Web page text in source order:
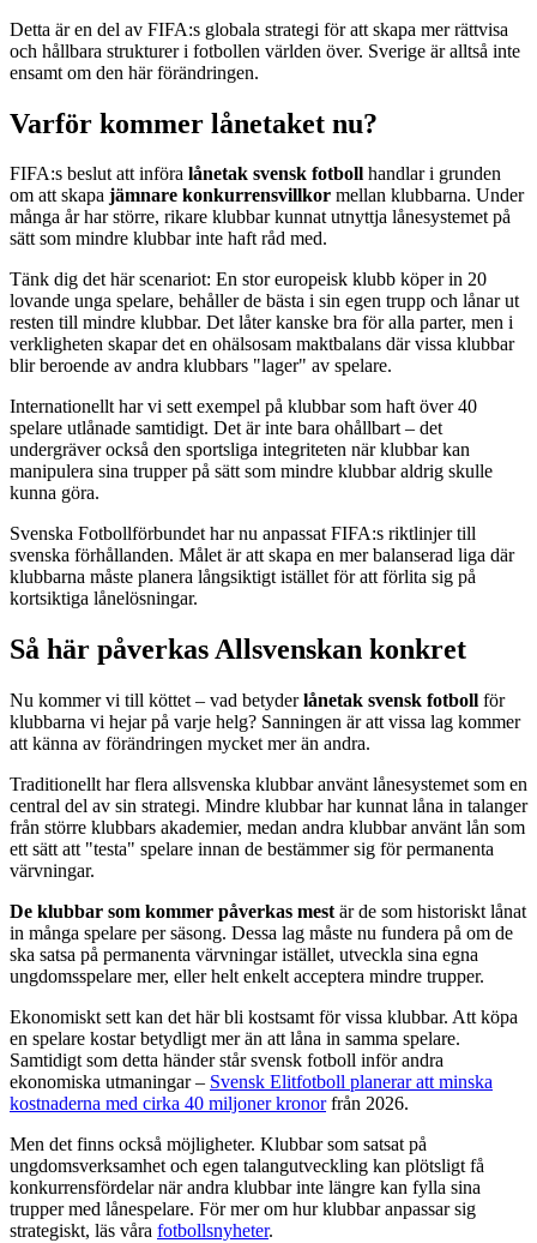
Detta är en del av FIFA:s globala strategi för att skapa mer rättvisa
och hållbara strukturer i fotbollen världen över. Sverige är alltså inte
ensamt om den här förändringen.
Varför kommer lånetaket nu?
FIFA:s beslut att införa lånetak svensk fotboll handlar i grunden
om att skapa jämnare konkurrensvillkor mellan klubbarna. Under
många år har större, rikare klubbar kunnat utnyttja lånesystemet på
sätt som mindre klubbar inte haft råd med.
Tänk dig det här scenariot: En stor europeisk klubb köper in 20
lovande unga spelare, behåller de bästa i sin egen trupp och lånar ut
resten till mindre klubbar. Det låter kanske bra för alla parter, men i
verkligheten skapar det en ohälsosam maktbalans där vissa klubbar
blir beroende av andra klubbars "lager" av spelare.
Internationellt har vi sett exempel på klubbar som haft över 40
spelare utlånade samtidigt. Det är inte bara ohållbart – det
undergräver också den sportsliga integriteten när klubbar kan
manipulera sina trupper på sätt som mindre klubbar aldrig skulle
kunna göra.
Svenska Fotbollförbundet har nu anpassat FIFA:s riktlinjer till
svenska förhållanden. Målet är att skapa en mer balanserad liga där
klubbarna måste planera långsiktigt istället för att förlita sig på
kortsiktiga lånelösningar.
Så här påverkas Allsvenskan konkret
Nu kommer vi till köttet – vad betyderlånetak svensk fotboll för
klubbarna vi hejar på varje helg? Sanningen är att vissa lag kommer
att känna av förändringen mycket mer än andra.
Traditionellt har flera allsvenska klubbar använt lånesystemet som en
central del av sin strategi. Mindre klubbar har kunnat låna in talanger
från större klubbars akademier, medan andra klubbar använt lån som
ett sätt att "testa" spelare innan de bestämmer sig för permanenta
värvningar.
De klubbar som kommer påverkas mest är de som historiskt lånat
in många spelare per säsong. Dessa lag måste nu fundera på om de
ska satsa på permanenta värvningar istället, utveckla sina egna
ungdomsspelare mer, eller helt enkelt acceptera mindre trupper.
Ekonomiskt sett kan det här bli kostsamt för vissa klubbar. Att köpa
en spelare kostar betydligt mer än att låna in samma spelare.
Samtidigt som detta händer står svensk fotboll inför andra
ekonomiska utmaningar – Svensk Elitfotboll planerar att minska
kostnaderna med cirka 40 miljoner kronorfrån 2026.
Men det finns också möjligheter. Klubbar som satsat på
ungdomsverksamhet och egen talangutveckling kan plötsligt få
konkurrensfördelar när andra klubbar inte längre kan fylla sina
trupper med lånespelare. För mer om hur klubbar anpassar sig
strategiskt, läs våra fotbollsnyheter.